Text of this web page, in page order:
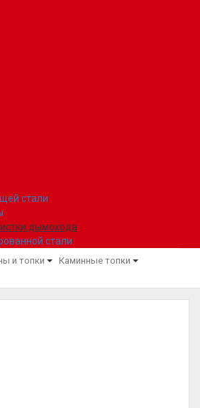
стали
дымохода
стали
и топки
Каминные топки